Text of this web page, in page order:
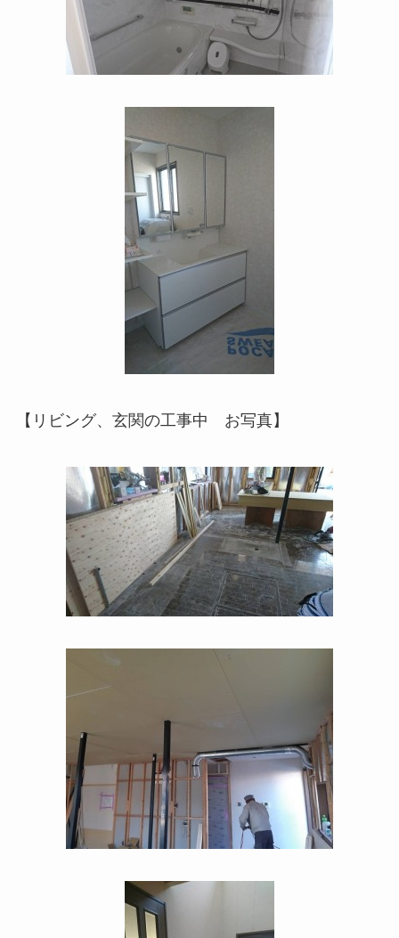
【リビング、玄関の工事中 お写真】